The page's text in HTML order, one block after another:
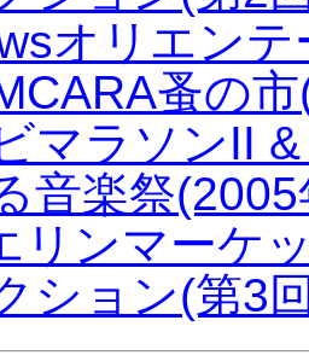
オリエン
蚤の
マラソンII
音楽祭
リンマーケ
ション(第3